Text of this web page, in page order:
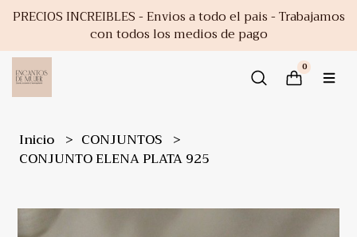
PRECIOS INCREIBLES - Envios a todo el pais - Trabajamos
con todos los medios de pago
0
Inicio
CONJUNTOS
CONJUNTO ELENA PLATA 925